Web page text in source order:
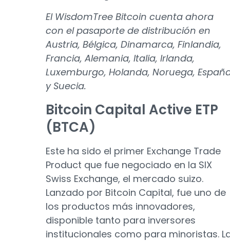
El WisdomTree Bitcoin cuenta ahora
con el pasaporte de distribución en
Austria, Bélgica, Dinamarca, Finlandia,
Francia, Alemania, Italia, Irlanda,
Luxemburgo, Holanda, Noruega,
y Suecia.
Bitcoin Capital Active ETP
(BTCA)
Este ha sido el primer Exchange Trade
Product que fue negociado en la SIX
Swiss Exchange, el mercado suizo.
Lanzado por Bitcoin Capital, fue uno de
los productos más innovadores,
disponible tanto para inversores
institucionales como para minoristas.